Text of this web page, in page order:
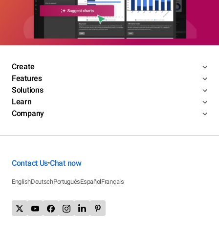
Create
Features
Solutions
Learn
Company
Contact Us•Chat now
EnglishDeutschPortuguêsEspañolFrançais